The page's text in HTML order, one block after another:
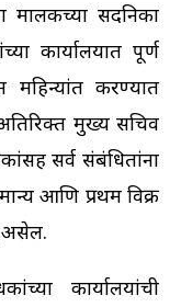
मालकीच्या सदनिका
कार्यालयात पूर्ण
महिन्यांत करण्यात
मुख्य सचिव
सर्व संबंधितांना
आणि प्रथम विक्री
असेल.
कार्यालयांची